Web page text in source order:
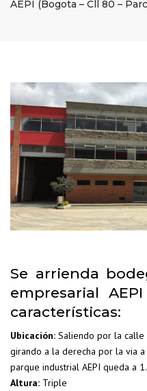
AEPI (Bogota – Cll 80 –
Se arrienda
empresarial
características:
Ubicación: Saliendo por la
girando a la derecha por la via a
parque industrial AEPI queda a
Altura: Triple